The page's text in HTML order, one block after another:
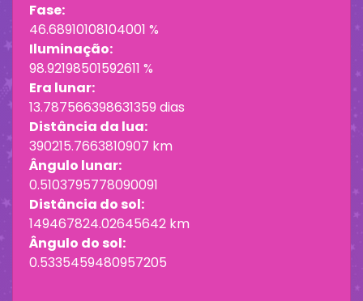
Fase:
46.68910108104001 %
Iluminação:
98.92198501592611 %
Era lunar:
13.787566398631359 dias
Distância da lua:
390215.7663810907 km
Ângulo lunar:
0.5103795778090091
Distância do sol:
149467824.02645642 km
Ângulo do sol:
0.5335459480957205